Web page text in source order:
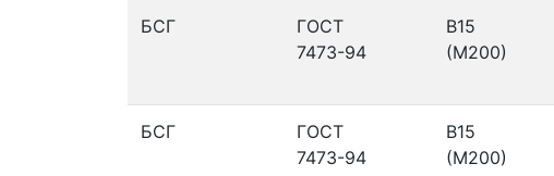
БСГ
ГОСТ
7473-94
В15
(М200)
БСГ
ГОСТ
7473-94
В15
(М200)